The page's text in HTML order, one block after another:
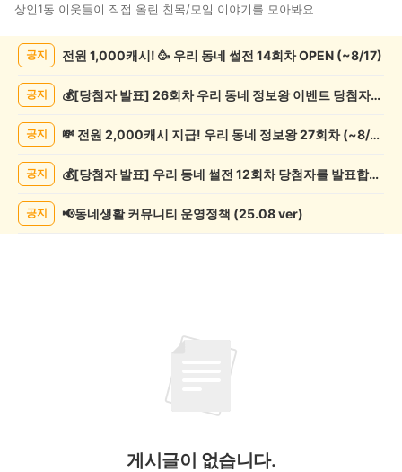
상인1동 이웃들이 직접 올린 친목/모임 이야기를 모아봐요
목/
목
공지 전원 1,000캐시! 🥳 우리 동네 썰전 14회차 OPEN (~8/17)
공지 💰[당첨자 발표] 26회차 우리 동네 정보왕 이벤트 당첨자를 발표합니다!
공지 💸 전원 2,000캐시 지급! 우리 동네 정보왕 27회차 (~8/10)
공지 💰[당첨자 발표] 우리 동네 썰전 12회차 당첨자를 발표합니다!
공지 📢동네생활 커뮤니티 운영정책 (25.08 ver)
게시글이 없습니다.